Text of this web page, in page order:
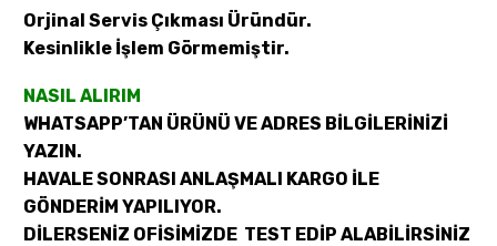
Orjinal Servis Çıkması Üründür.
Kesinlikle İşlem Görmemiştir.
NASIL ALIRIM
WHATSAPP’TAN ÜRÜNÜ VE ADRES BİLGİLERİNİZİ
YAZIN.
HAVALE SONRASI ANLAŞMALI KARGO İLE
GÖNDERİM YAPILIYOR.
DİLERSENİZ OFİSİMİZDE TEST EDİP ALABİLİRSİNİZ